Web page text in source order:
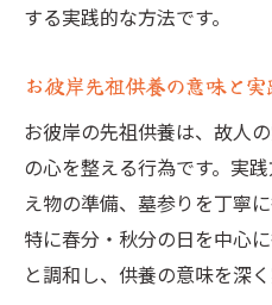
する実践的な方法です。
お彼岸先祖供養の意味と
お彼岸の先祖供養は、故人
の心を整える行為です。実
え物の準備、墓参りを丁寧
特に春分・秋分の日を中心
と調和し、供養の意味を深く